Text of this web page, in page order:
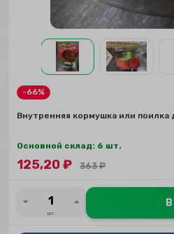
-66%
Внутренняя кормушка или поилка
Основной склад: 6 шт.
125,20₽ 363₽
шт.